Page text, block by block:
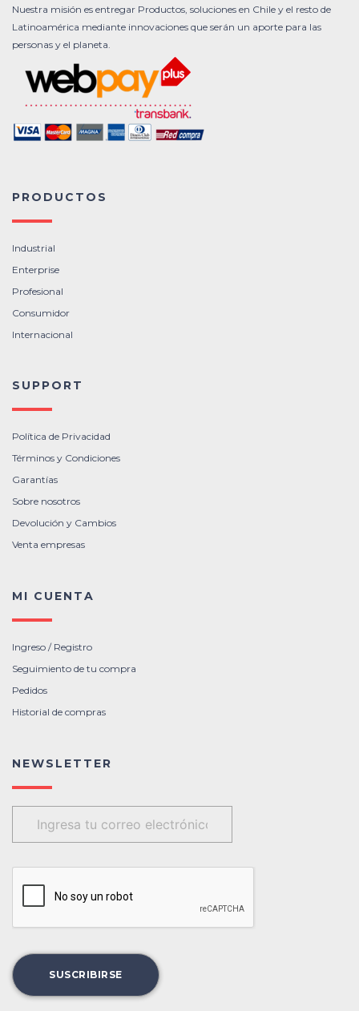
Nuestra misión es entregar Productos, soluciones en Chile y el resto de
Latinoamérica mediante innovaciones que serán un aporte para las
personas y el planeta.
PRODUCTOS
Industrial
Enterprise
Profesional
Consumidor
Internacional
SUPPORT
Política de Privacidad
Términos y Condiciones
Garantías
Sobre nosotros
Devolución y Cambios
Venta empresas
MI CUENTA
Ingreso / Registro
Seguimiento de tu compra
Pedidos
Historial de compras
NEWSLETTER